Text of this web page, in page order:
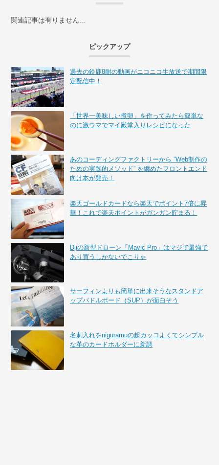
関連記事は有りません...
ピックアップ
過去の鈴鹿8耐の動画がニコニコ生放送で期間限
定配信中！
「世界一美味しい煮卵」を作ってみたら簡単な
のに激ウマでマイ殿堂入りレシピになった
あのコーディングファクトリーから ”Web制作の
ための実践的メソッド” を纏めたフロントエンド
向け本が発売！
楽天ゴールドカードなら楽天でポイント7倍に昇
華！これで楽天ポイントがガンガン貯まる！
Djiの新型ドローン「Mavic Pro」はマジで最強で
あり買うしかないでこりゃ
サーフィンよりも簡単に出来そうなスタンドア
ップパドルボード（SUP）が面白そう
名刺入れをniguramuの超カッコよくてシンプル
な革のカードホルダーに新調